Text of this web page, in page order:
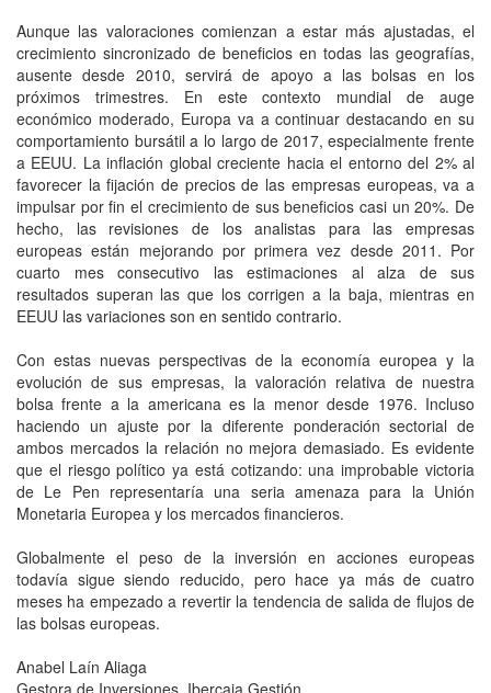
Aunque las valoraciones comienzan a estar más ajustadas, el
crecimiento sincronizado de beneficios en todas las geografías,
ausente desde 2010, servirá de apoyo a las bolsas en los
próximos trimestres. En este contexto mundial de auge
económico moderado, Europa va a continuar destacando en su
comportamiento bursátil a lo largo de 2017, especialmente frente
a EEUU. La inflación global creciente hacia el entorno del 2% al
favorecer la fijación de precios de las empresas europeas, va a
impulsar por fin el crecimiento de sus beneficios casi un 20%. De
hecho, las revisiones de los analistas para las empresas
europeas están mejorando por primera vez desde 2011. Por
cuarto mes consecutivo las estimaciones al alza de sus
resultados superan las que los corrigen a la baja, mientras en
EEUU las variaciones son en sentido contrario.
Con estas nuevas perspectivas de la economía europea y la
evolución de sus empresas, la valoración relativa de nuestra
bolsa frente a la americana es la menor desde 1976. Incluso
haciendo un ajuste por la diferente ponderación sectorial de
ambos mercados la relación no mejora demasiado. Es evidente
que el riesgo político ya está cotizando: una improbable victoria
de Le Pen representaría una seria amenaza para la Unión
Monetaria Europea y los mercados financieros.
Globalmente el peso de la inversión en acciones europeas
todavía sigue siendo reducido, pero hace ya más de cuatro
meses ha empezado a revertir la tendencia de salida de flujos de
las bolsas europeas.
Anabel Laín Aliaga